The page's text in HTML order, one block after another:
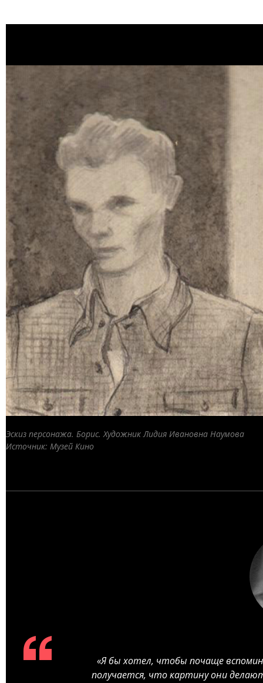
Эскиз персонажа. Борис. Художник Лидия Ивановна Наумова
Источник: Музей Кино
«Я бы хотел, чтобы почаще
получается, что картину они